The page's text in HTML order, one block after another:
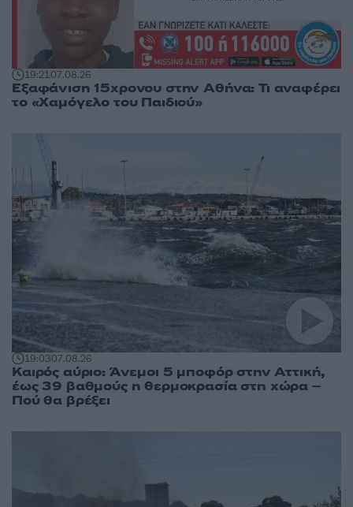
19:2107.08.26
Εξαφάνιση 15χρονου στην Αθήνα: Τι αναφέρει
το «Χαμόγελο του Παιδιού»
19:0307.08.26
Καιρός αύριο: Άνεμοι 5 μποφόρ στην Αττική,
έως 39 βαθμούς η θερμοκρασία στη χώρα –
Πού θα βρέξει